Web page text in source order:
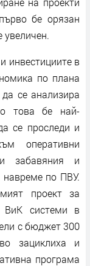
бе орязан
увеличен.
инвестициите в
по плана
се анализира
това бе най-
се проследи и
оперативни
забавяния и
по ПВУ.
проект за
ВиК системи в
с бюджет 300
зациклиха и
програма